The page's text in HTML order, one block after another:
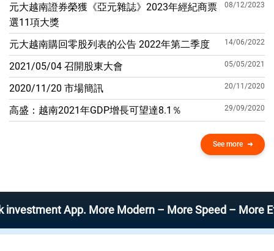
元大越南證券榮獲《亞元雜誌》2023年經紀商票
選11項大獎
08/12/2023
元大越南購回零股列表的公告 2022年第二季度 14/06/2022
2021/05/04 召開股東大會 05/05/2021
2020/11/20 市場簡訊 20/11/2020
高盛：越南2021年GDP增​​長可望達8.1％ 29/09/2020
See more
App. More Modern – More Speed – More Efficient